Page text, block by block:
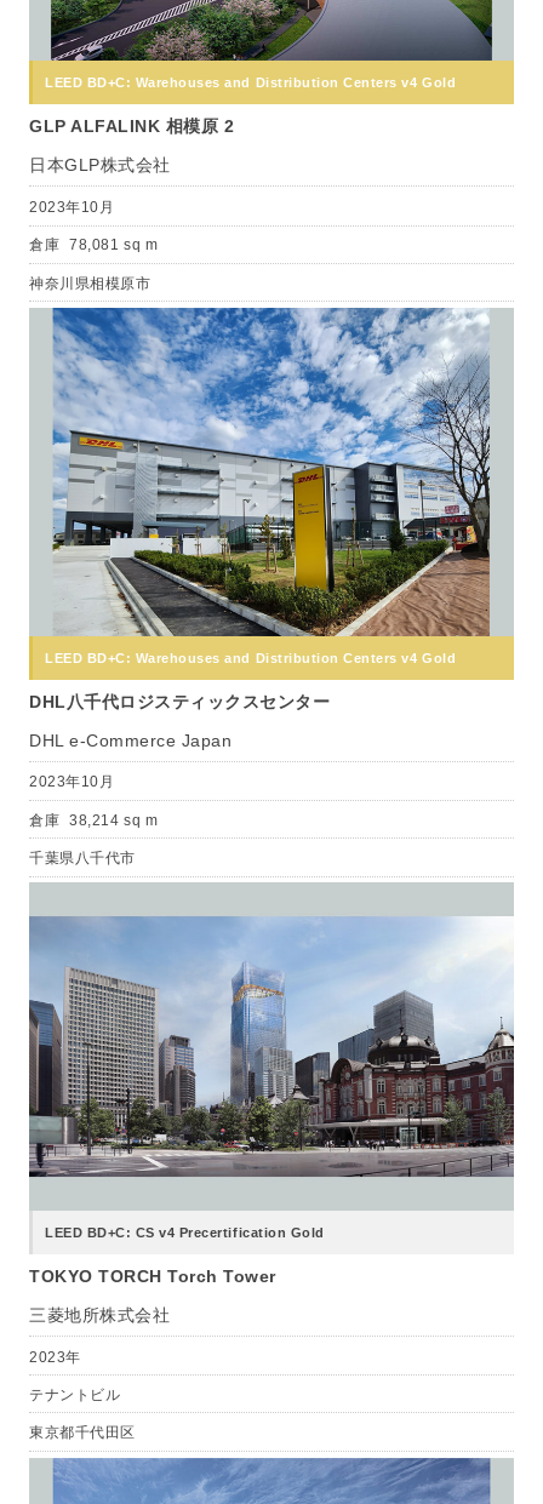
LEED BD+C: Warehouses and Distribution Centers v4 Gold
GLP ALFALINK 相模原 2
日本GLP株式会社
2023年10月
倉庫 78,081 sq m
神奈川県相模原市
LEED BD+C: Warehouses and Distribution Centers v4 Gold
DHL八千代ロジスティックスセンター
DHL e-Commerce Japan
2023年10月
倉庫 38,214 sq m
千葉県八千代市
LEED BD+C: CS v4 Precertification Gold
TOKYO TORCH Torch Tower
三菱地所株式会社
2023年
テナントビル
東京都千代田区